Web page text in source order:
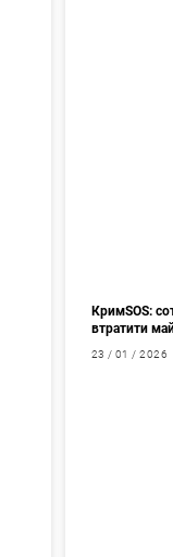
КримSOS:
втратити
23 / 01 / 2026